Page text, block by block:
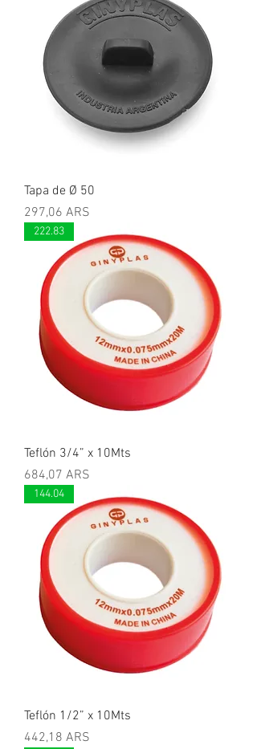
Tapa de Ø 50
Precio
297,06 ARS
222.83
Teflón 3/4” x 10Mts
Precio
684,07 ARS
144.04
Teflón 1/2” x 10Mts
Precio
442,18 ARS